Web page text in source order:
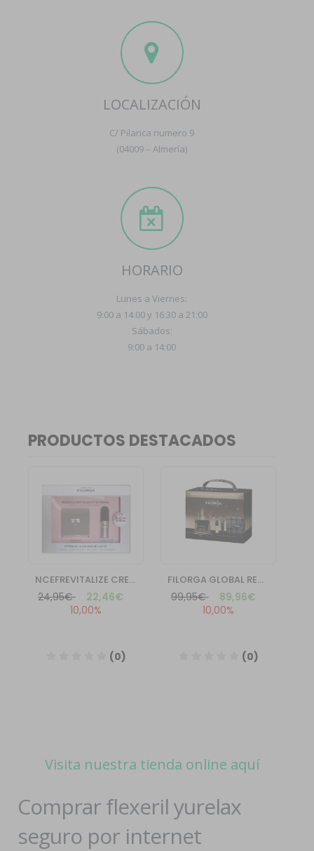
LOCALIZACIÓN
C/ Pilarica numero 9
(04009 – Almería)
HORARIO
Lunes a Viernes:
9:00 a 14:00 y 16:30 a 21:00
Sábados:
9:00 a 14:00
Visita nuestra tienda online aquí
Comprar flexeril yurelax
seguro por internet